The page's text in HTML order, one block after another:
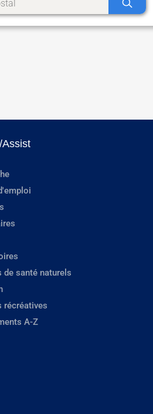
Assist
de santé naturels
récréatives
A-Z